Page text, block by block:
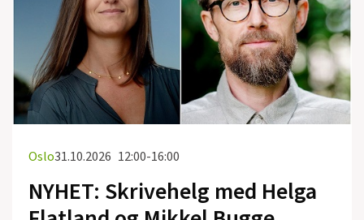
Oslo31.10.2026 12:00-16:00
NYHET: Skrivehelg med Helga